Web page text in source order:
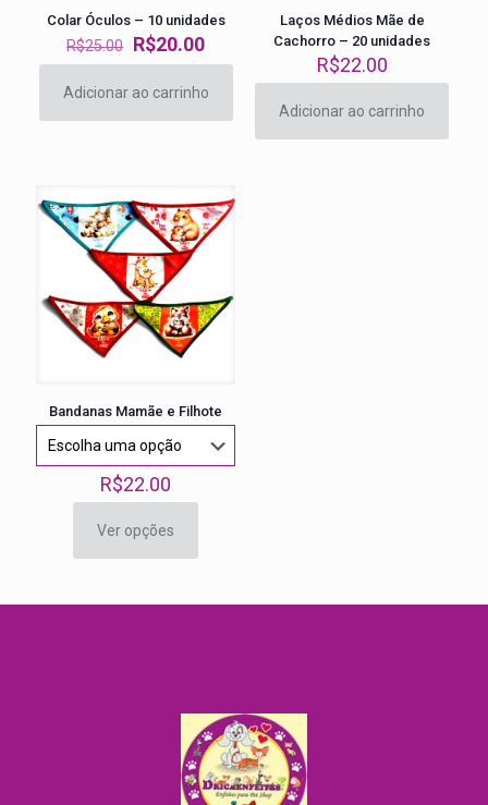
Colar Óculos – 10 unidades
R$25.00 O
preço
original
era:
R$25.00.
R$20.00O
preço
atual
é:
R$20.00.
Adicionar ao carrinho
Laços Médios Mãe de
Cachorro – 20 unidades
R$22.00
Adicionar ao carrinho
Bandanas Mamãe e Filhote
R$22.00
Ver opções
produto
várias